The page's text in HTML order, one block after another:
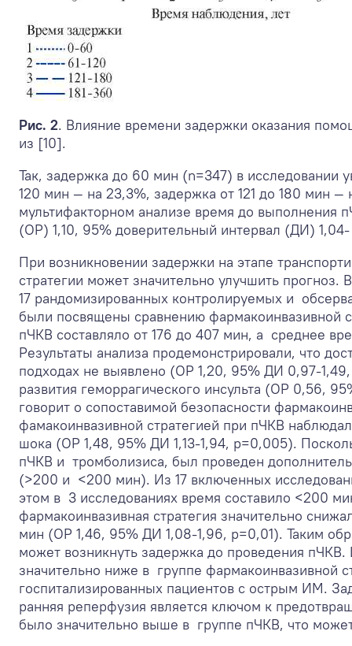
Рис. 2. Влияние времени задержки оказания
из [10].
Так, задержка до 60 мин (n=347) в исследовании
120 мин — на 23,3%, задержка от 121 до 180 мин
мультифакторном анализе время до
(ОР) 1,10, 95% доверительный интервал (ДИ)
При возникновении задержки на этапе
стратегии может значительно улучшить
17 рандомизированных контролируемых и
были посвящены сравнению фармакоинвазивной
пЧКВ составляло от 176 до 407 мин, а среднее
Результаты анализа продемонстрировали, что
подходах не выявлено (ОР 1,20, 95% ДИ 0,97-
развития геморрагического инсульта (ОР 0,56,
говорит о сопоставимой безопасности
фамакоинвазивной стратегией при пЧКВ
шока (ОР 1,48, 95% ДИ 1,13-1,94, p=0,005).
пЧКВ и тромболизиса, был проведен
(>200 и <200 мин). Из 17 включенных
этом в 3 исследованиях время составило <200
фармакоинвазивная стратегия значительно
мин (ОР 1,46, 95% ДИ 1,08-1,96, p=0,01). Таким
может возникнуть задержка до проведения
значительно ниже в группе фармакоинвазивной
госпитализированных пациентов с острым ИМ.
ранняя реперфузия является ключом к
было значительно выше в группе пЧКВ, что